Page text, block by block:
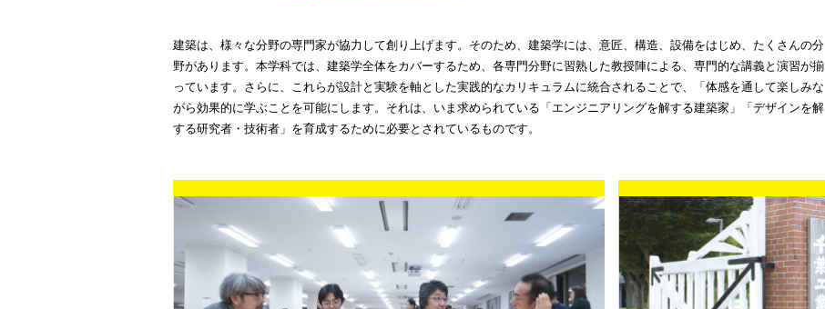
建築は、様々な分野の専門家が協力して創り上げます。そのため、建築学には、意匠、構造、設備をはじめ、たくさんの分
野があります。本学科では、建築学全体をカバーするため、各専門分野に習熟した教授陣による、専門的な講義と演習が揃
っています。さらに、これらが設計と実験を軸とした実践的なカリキュラムに統合されることで、「体感を通して楽しみな
がら効果的に学ぶことを可能にします。それは、いま求められている「エンジニアリングを解する建築家」「デザインを解
する研究者・技術者」を育成するために必要とされているものです。